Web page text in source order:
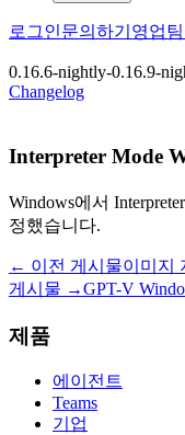
로그인문의하기 영업
0.16.6-nightly-0.16.9-
Changelog
Interpreter Mode
Windows에서
정했습니다.
← 이전 게시물이미지
게시물 →GPT-V
제품
에이전트
Teams
기업